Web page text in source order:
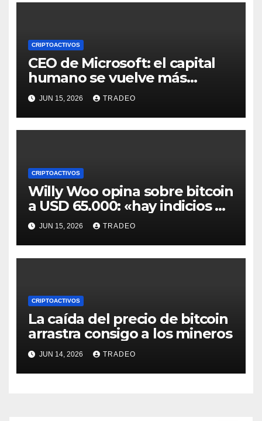
CRIPTOACTIVOS
CEO de Microsoft: el capital
humano se vuelve más
valioso a medida que crece la
IA
JUN 15, 2026 TRADEO
CRIPTOACTIVOS
Willy Woo opina sobre bitcoin
a USD 65.000: «hay indicios de
posible divergencia alcista»
JUN 15, 2026 TRADEO
CRIPTOACTIVOS
La caída del precio de bitcoin
arrastra consigo a los mineros
JUN 14, 2026 TRADEO